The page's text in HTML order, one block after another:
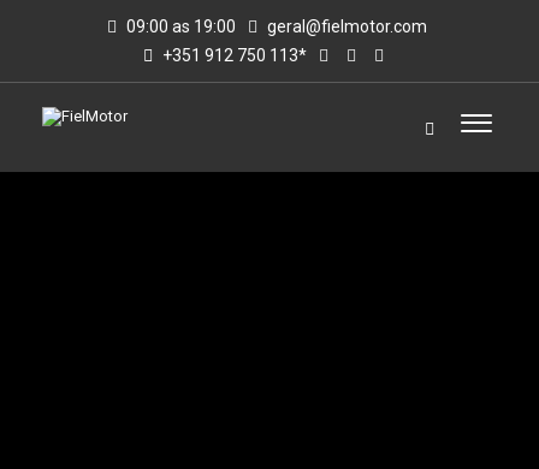
09:00 as 19:00
geral@fielmotor.com
+351 912 750 113*